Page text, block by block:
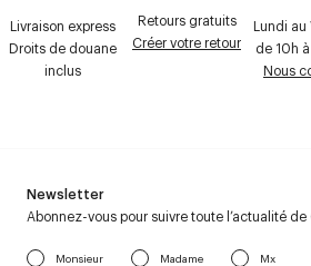
Livraison express
Droits de douane
inclus
Retours gratuits
Créer votre retour
Lundi au
de 10h
Nous
Newsletter
Abonnez-vous pour suivre toute l’actualité
Monsieur Madame Mx